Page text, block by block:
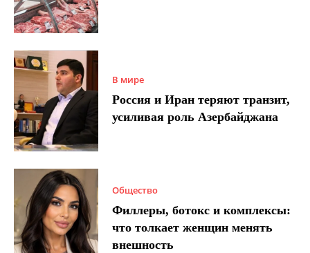
В мире
Россия и Иран теряют транзит,
усиливая роль Азербайджана
Общество
Филлеры, ботокс и комплексы:
что толкает женщин менять
внешность